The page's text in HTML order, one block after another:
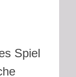
Spiel